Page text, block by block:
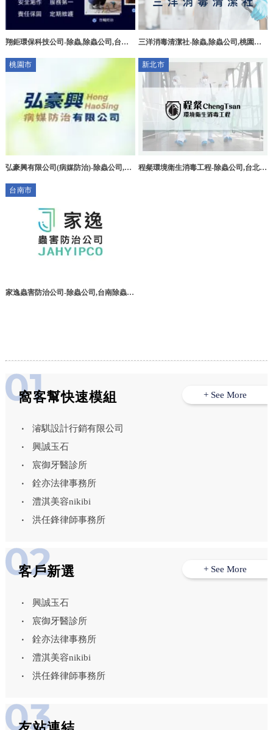
翔鉅環保科技公司-除蟲,除蟲公司,台北
三洋消毒清潔社-除蟲,除蟲公司,桃園除
桃園市
弘豪興有限公司(病媒防治)-除蟲公司,桃
司
新北市
程粲環境衛生消毒工程-除蟲公司,台北除
台南市
家逸蟲害防治公司-除蟲公司,台南除蟲公
窩客幫快速模組
濬騏設計行銷有限公司
興誠玉石
宸御牙醫診所
銓亦法律事務所
澧淇美容nikibi
洪任鋒律師事務所
+ See More
客戶新選
興誠玉石
宸御牙醫診所
銓亦法律事務所
澧淇美容nikibi
洪任鋒律師事務所
+ See More